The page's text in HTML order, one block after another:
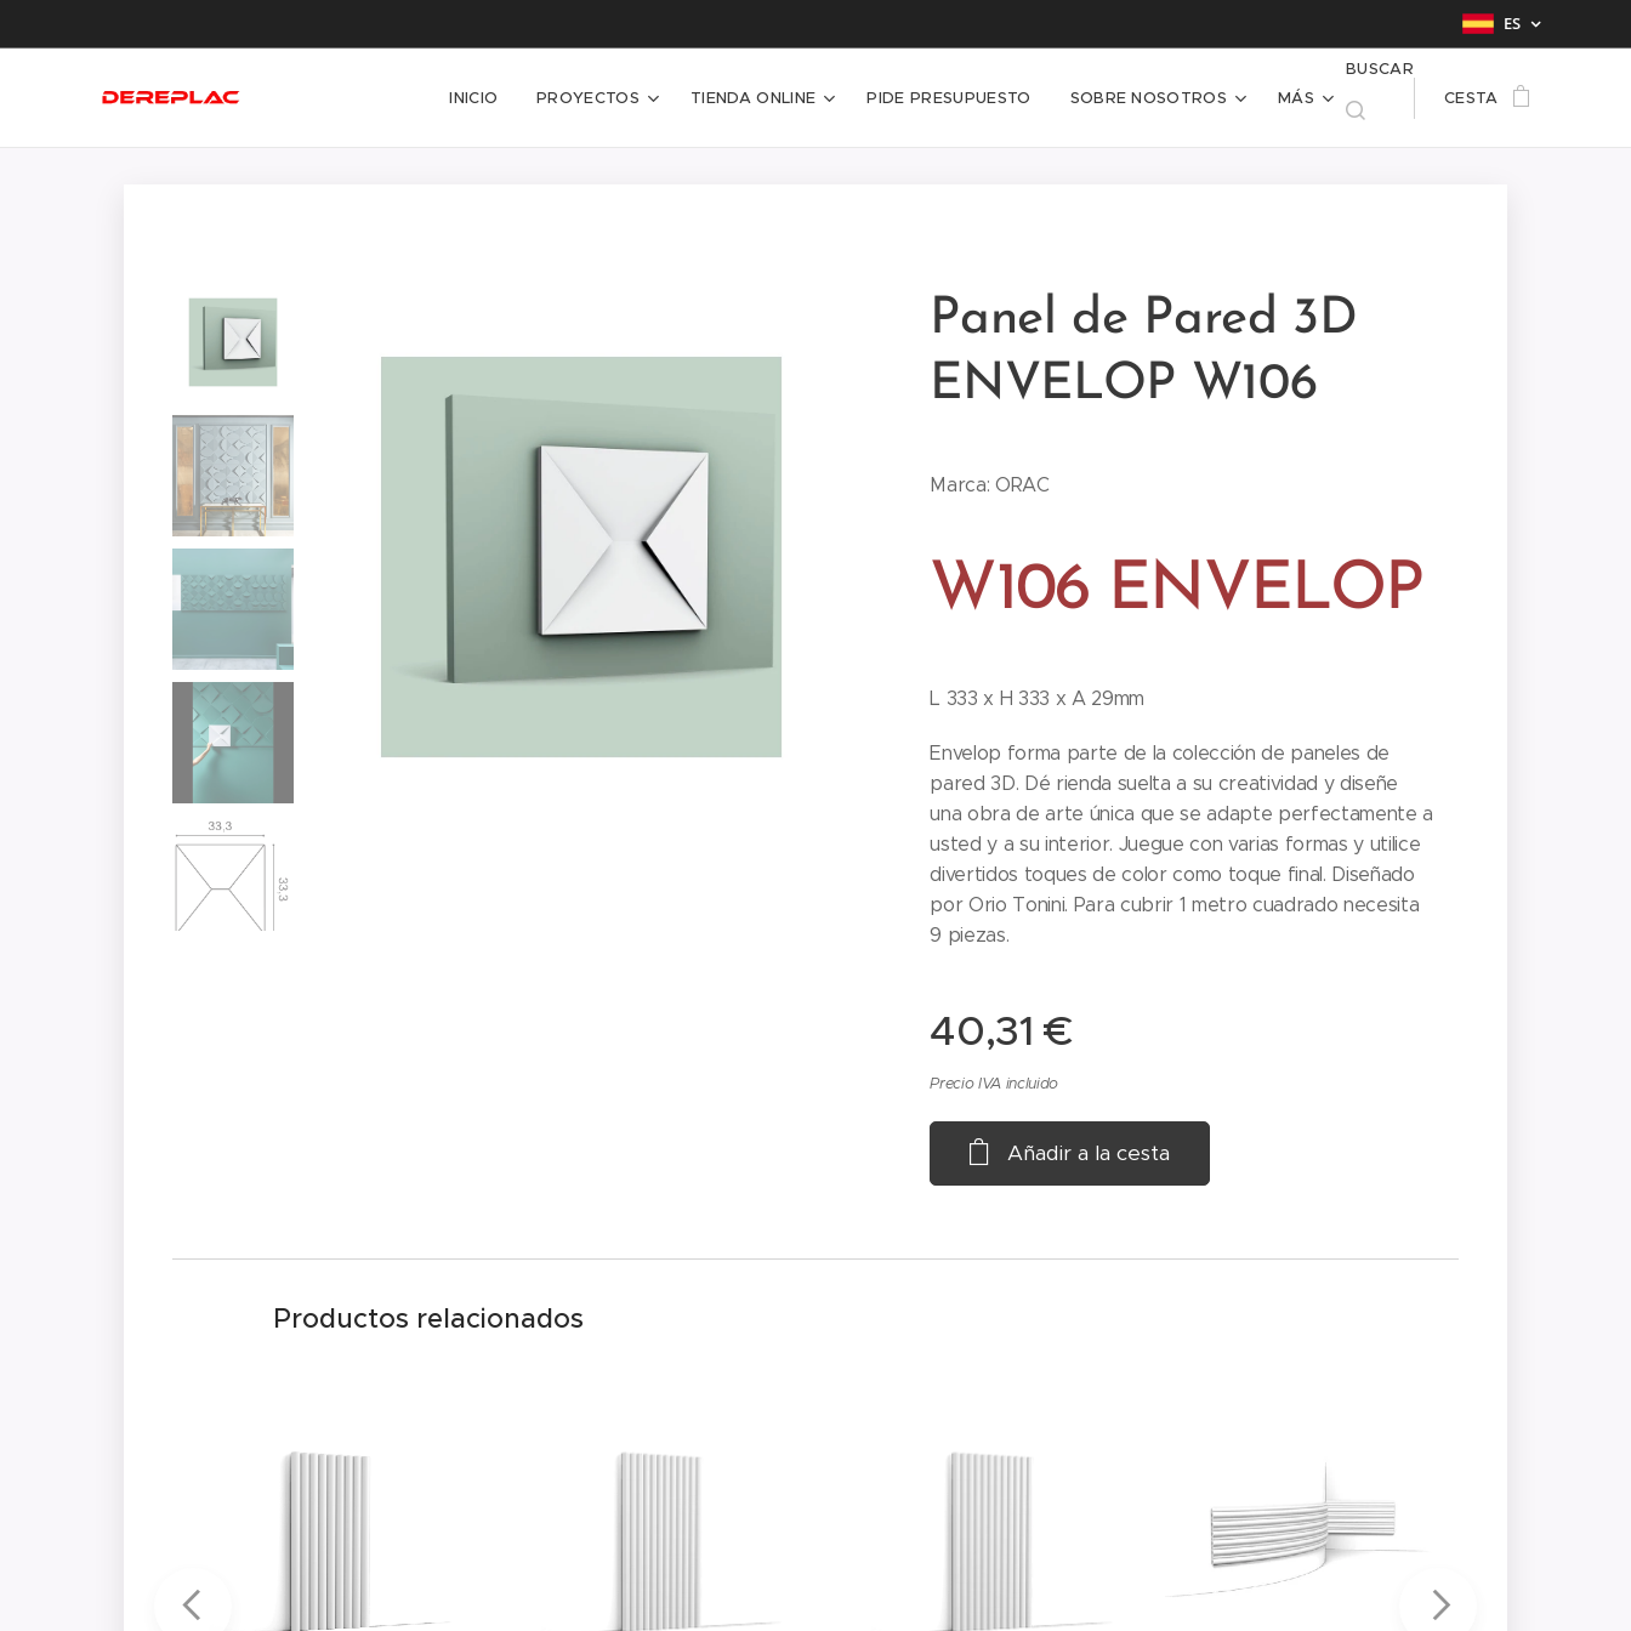
ES
INICIO PROYECTOS TIENDA ONLINE PIDE PRESUPUESTO SOBRE NOSOTROS MÁS
BUSCAR
CESTA
Panel de Pared 3D
ENVELOP W106
Marca: ORAC
W106 ENVELOP
L 333 x H 333 x A 29mm
Envelop forma parte de la colección de paneles de
pared 3D. Dé rienda suelta a su creatividad y diseñe
una obra de arte única que se adapte perfectamente a
usted y a su interior. Juegue con varias formas y utilice
divertidos toques de color como toque final. Diseñado
por Orio Tonini. Para cubrir 1 metro cuadrado necesita
9 piezas.
40,31 €
Precio IVA incluido
Añadir a la cesta
Productos relacionados